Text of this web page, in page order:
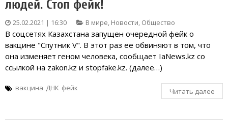
людей. Стоп фейк!
25.02.2021 | 16:30 В мире, Новости, Общество
В соцсетях Казахстана запущен очередной фейк о
вакцине "Спутник V". В этот раз ее обвиняют в том, что
она изменяет геном человека, сообщает IaNews.kz со
ссылкой на zakon.kz и stopfake.kz. (далее…)
вакцина ДНК фейк Читать далее